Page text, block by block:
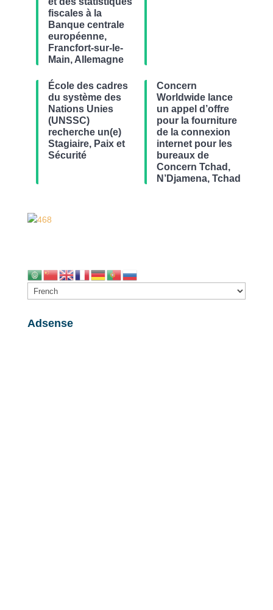
fiscales à la
Banque centrale
européenne,
Francfort-sur-le-
Main, Allemagne
École des cadres
du système des
Nations Unies
(UNSSC)
recherche un(e)
Stagiaire, Paix et
Sécurité
Concern
Worldwide lance
un appel d’offre
pour la fourniture
de la connexion
internet pour les
bureaux de
Concern Tchad,
N’Djamena, Tchad
Adsense